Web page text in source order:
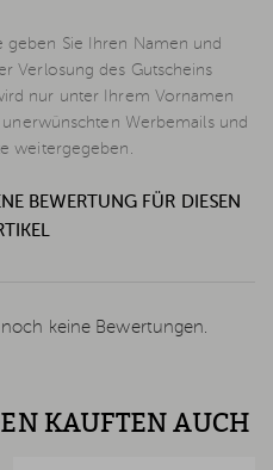
geben Sie Ihren Namen und
Verlosung des Gutscheins
nur unter Ihrem Vornamen
Werbemails und
weitergegeben.
BEWERTUNG FÜR DIESEN
keine Bewertungen.
KAUFTEN AUCH